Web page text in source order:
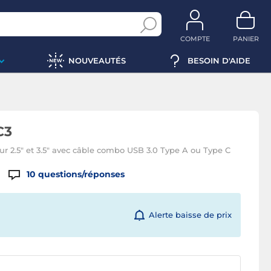
COMPTE PANIER
NOUVEAUTÉS BESOIN D'AIDE
et 3.5" avec câble combo USB 3.0 Type A ou Type C
10 questions/réponses
Alerte baisse de prix